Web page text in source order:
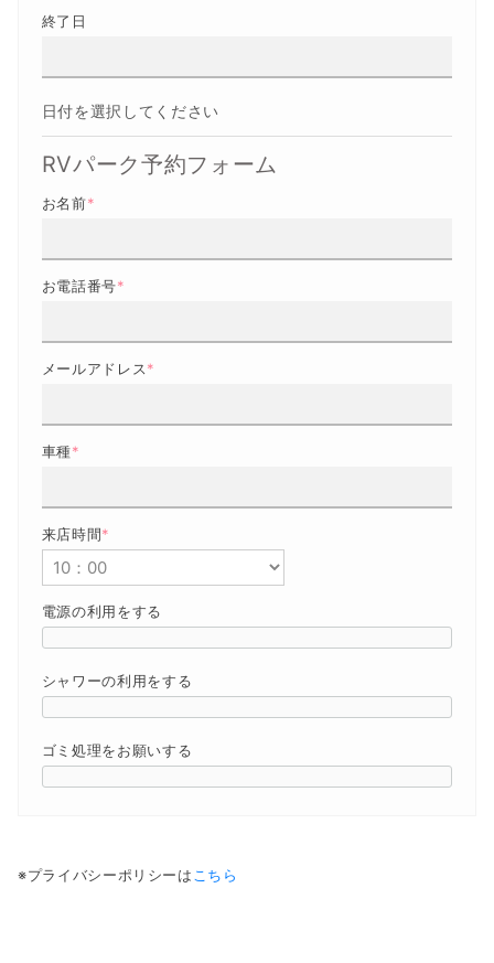
終了日
日付を選択してください
RVパーク予約フォーム
お名前*
お電話番号*
メールアドレス*
車種*
来店時間*
電源の利用をする
シャワーの利用をする
ゴミ処理をお願いする
※プライバシーポリシーは こちら